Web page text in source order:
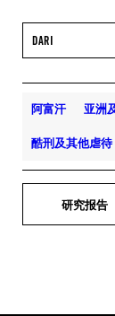
DARI
阿富汗 亚洲
酷刑及其他虐待
研究报告